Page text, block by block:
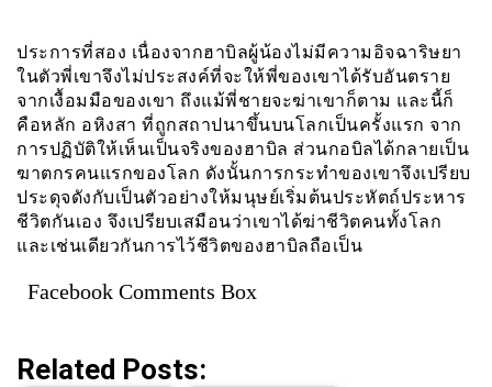
ประการที่สอง เนื่องจากฮาบิลผู้น้องไม่มีความอิจฉาริษยา
ในตัวพี่เขาจึงไม่ประสงค์ที่จะให้พี่ของเขาได้รับอันตราย
จากเงื้อมมือของเขา ถึงแม้พี่ชายจะฆ่าเขาก็ตาม และนี้ก็
คือหลัก อหิงสา ที่ถูกสถาปนาขึ้นบนโลกเป็นครั้งแรก จาก
การปฏิบัติให้เห็นเป็นจริงของฮาบิล ส่วนกอบิลได้กลายเป็น
ฆาตกรคนแรกของโลก ดังนั้นการกระทำของเขาจึงเปรียบ
ประดุจดังกับเป็นตัวอย่างให้มนุษย์เริ่มต้นประหัตถ์ประหาร
ชีวิตกันเอง จึงเปรียบเสมือนว่าเขาได้ฆ่าชีวิตคนทั้งโลก
และเช่นเดียวกันการไว้ชีวิตของฮาบิลถือเป็น
Facebook Comments Box
Related Posts: